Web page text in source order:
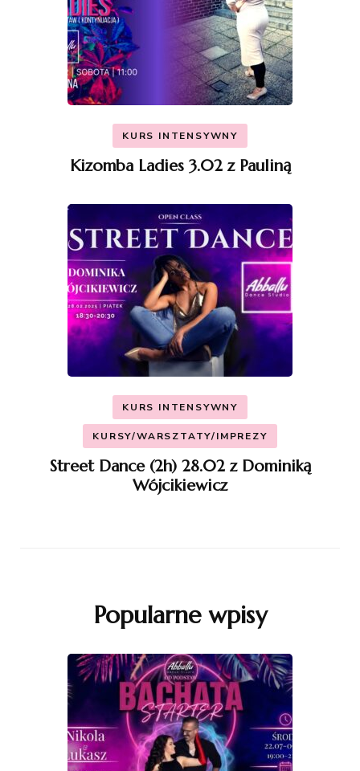
KURS INTENSYWNY
Kizomba Ladies 3.02 z Pauliną
KURS INTENSYWNY
KURSY/WARSZTATY/IMPREZY
Street Dance (2h) 28.02 z Dominiką
Wójcikiewicz
Popularne wpisy